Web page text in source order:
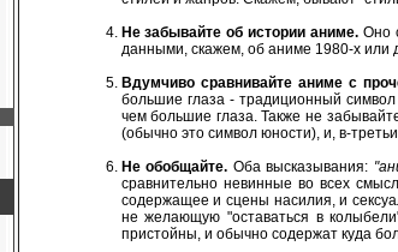
Не забывайте об истории аниме. Оно
данными, скажем, об аниме 1980-х или
Вдумчиво сравнивайте аниме с
большие глаза - традиционный символ
чем большие глаза. Также не
(обычно это символ юности), и, в-
Не обобщайте. Оба высказывания:
сравнительно невинные во всех
содержащее и сцены насилия, и
не желающую "оставаться в
пристойны, и обычно содержат куда